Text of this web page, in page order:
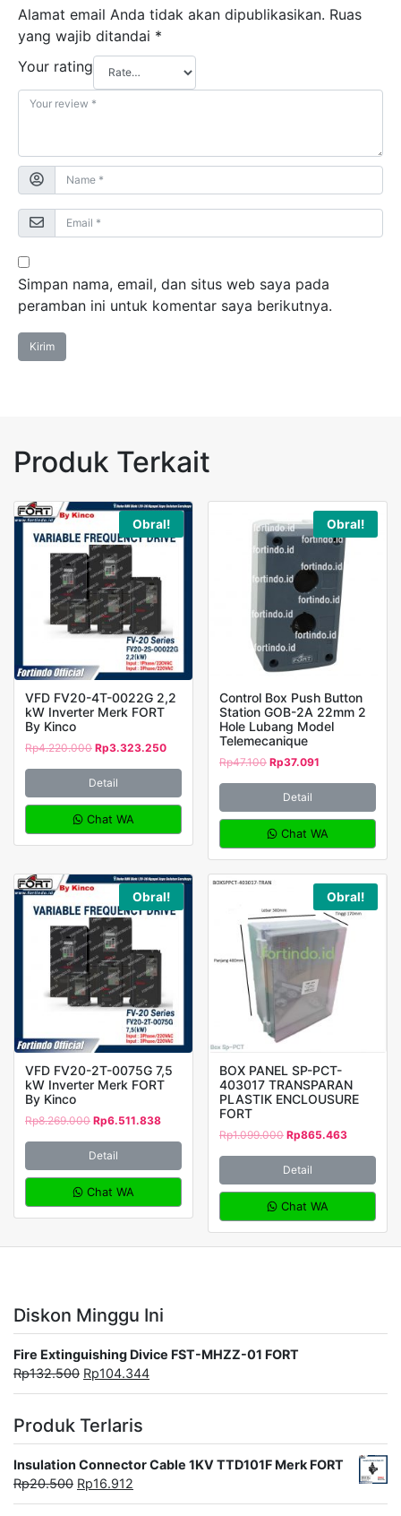
Alamat email Anda tidak akan dipublikasikan. Ruas
yang wajib ditandai *
Your rating
Simpan nama, email, dan situs web saya pada
peramban ini untuk komentar saya berikutnya.
Produk Terkait
Obral!
VFD FV20-4T-0022G 2,2
kW Inverter Merk FORT
By Kinco
Rp4.220.000 Rp3.323.250
Detail
Chat WA
Obral!
Control Box Push Button
Station GOB-2A 22mm 2
Hole Lubang Model
Telemecanique
Rp47.100 Rp37.091
Detail
Chat WA
Obral!
VFD FV20-2T-0075G 7,5
kW Inverter Merk FORT
By Kinco
Rp8.269.000 Rp6.511.838
Detail
Chat WA
Obral!
BOX PANEL SP-PCT-
403017 TRANSPARAN
PLASTIK ENCLOUSURE
FORT
Rp1.099.000 Rp865.463
Detail
Chat WA
Diskon Minggu Ini
Fire Extinguishing Divice FST-MHZZ-01 FORT
Rp132.500 Rp104.344
Produk Terlaris
Insulation Connector Cable 1KV TTD101F Merk FORT
Rp20.500 Rp16.912